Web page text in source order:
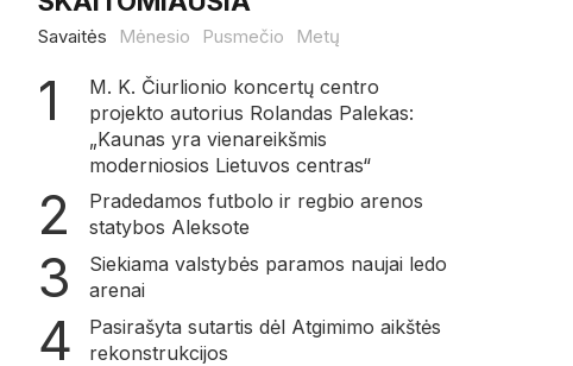
Savaitės Mėnesio Pusmečio Metų
M. K. Čiurlionio koncertų centro
projekto autorius Rolandas Palekas:
„Kaunas yra vienareikšmis
moderniosios Lietuvos centras“
Pradedamos futbolo ir regbio arenos
statybos Aleksote
Siekiama valstybės paramos naujai ledo
arenai
Pasirašyta sutartis dėl Atgimimo aikštės
rekonstrukcijos